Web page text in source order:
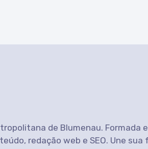
de Blumenau.
redação web e SEO. Une